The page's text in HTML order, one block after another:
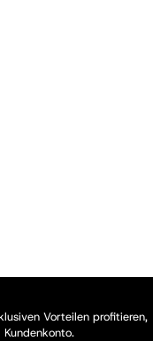
Vorteilen profitieren,